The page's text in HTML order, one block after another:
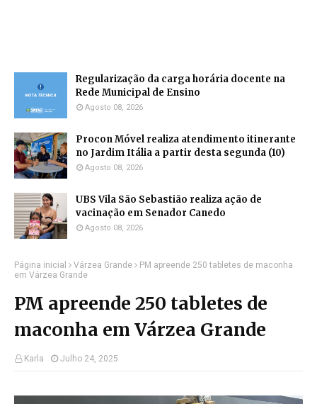
Regularização da carga horária docente na
Rede Municipal de Ensino
Agosto 08, 2026
Procon Móvel realiza atendimento itinerante
no Jardim Itália a partir desta segunda (10)
Agosto 08, 2026
UBS Vila São Sebastião realiza ação de
vacinação em Senador Canedo
Agosto 08, 2026
Página inicial Várzea Grande
PM apreende 250 tabletes de maconha
em Várzea Grande
PM apreende 250 tabletes de
maconha em Várzea Grande
Karla Julho 24, 2025